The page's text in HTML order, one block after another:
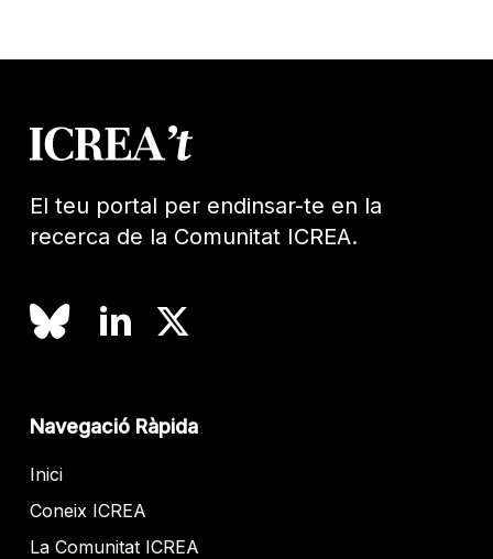
El teu portal per endinsar-te en la
recerca de la Comunitat ICREA.
Navegació Ràpida
Inici
Coneix ICREA
La Comunitat ICREA